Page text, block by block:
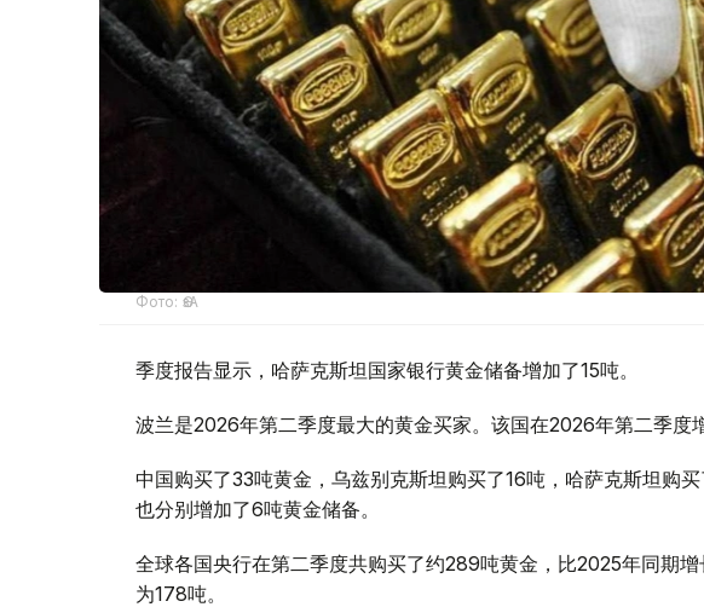
Фото: ӨзА
季度报告显示，哈萨克斯坦国家银行黄金储备增加了15吨。
波兰是2026年第二季度最大的黄金买家。该国在2026年第二季度
中国购买了33吨黄金，乌兹别克斯坦购买了16吨，哈萨克斯坦购
也分别增加了6吨黄金储备。
全球各国央行在第二季度共购买了约289吨黄金，比2025年同期
为178吨。